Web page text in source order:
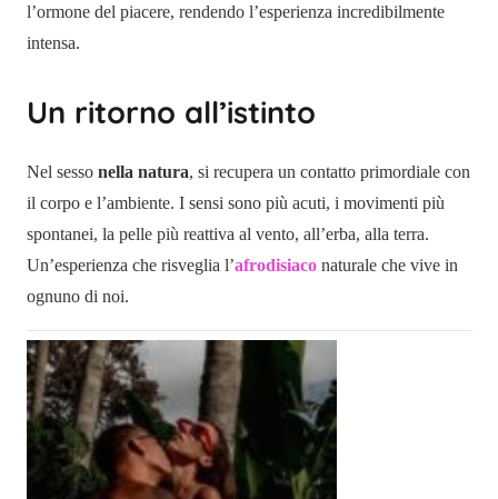
l’ormone del piacere, rendendo l’esperienza incredibilmente
intensa.
Un ritorno all’istinto
Nel sesso nella natura, si recupera un contatto primordiale con
il corpo e l’ambiente. I sensi sono più acuti, i movimenti più
spontanei, la pelle più reattiva al vento, all’erba, alla terra.
Un’esperienza che risveglia l’afrodisiaco naturale che vive in
ognuno di noi.